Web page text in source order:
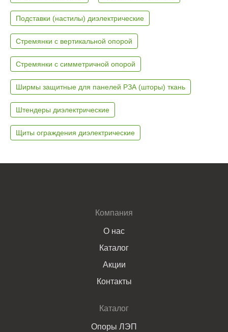
Подставки (настилы) диэлектрические
Стремянки с вертикальной опорой
Стремянки с симметричной опорой
Ширмы защитные для панелей РЗА (шторы) ткань
Штендеры диэлектрические
Щиты ограждения диэлектрические
Компания
О нас
Каталог
Акции
Контакты
Каталог
Опоры ЛЭП